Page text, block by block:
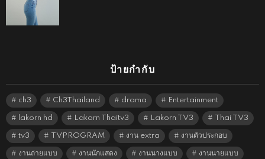
ป้ายกำกับ
ch3 Ch3Thailand drama Entertainment
lakorn hd Lakorn Thaitv3 Lakorn TV3 Thai TV3
tv3 TVPROGRAM งาน extra งานตัวประกอบ
งานถ่ายแบบ งานนักแสดง งานนางแบบ งานนายแบบ